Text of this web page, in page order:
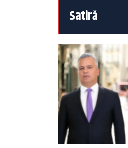
Satiră